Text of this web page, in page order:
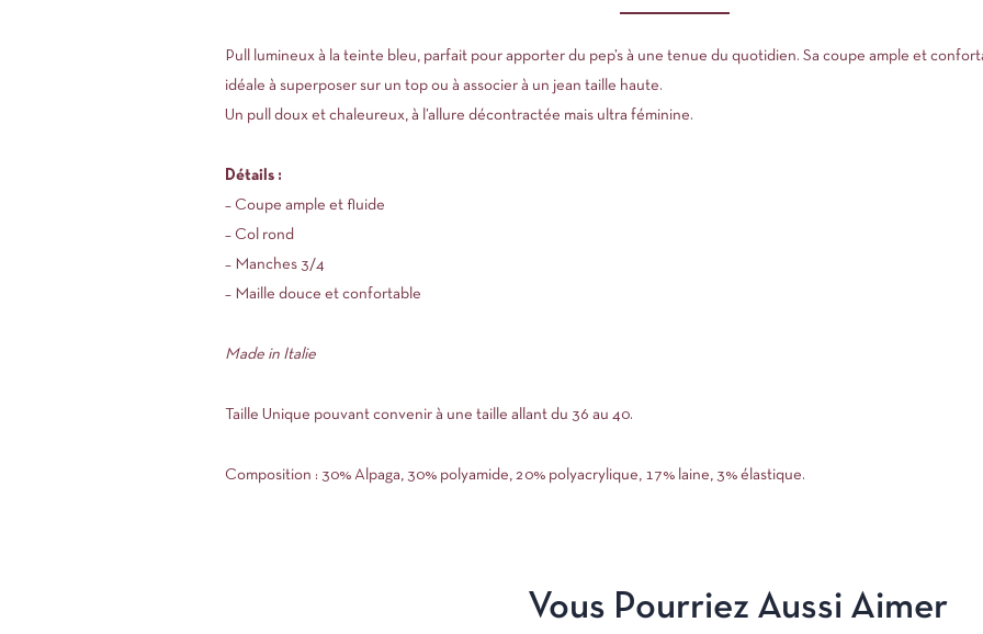
Pull lumineux à la teinte bleu, parfait pour apporter du pep’s à une tenue du quotidien. Sa coupe ample et
idéale à superposer sur un top ou à associer à un jean taille haute.
Un pull doux et chaleureux, à l’allure décontractée mais ultra féminine.
Détails :
– Coupe ample et fluide
– Col rond
– Manches 3/4
– Maille douce et confortable
Made in Italie
Taille Unique pouvant convenir à une taille allant du 36 au 40.
Composition : 30% Alpaga, 30% polyamide, 20% polyacrylique, 17% laine, 3% élastique.
Vous Pourriez Aussi Aimer